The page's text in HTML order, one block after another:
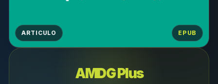
ARTICULO EPUB
AMDG Plus